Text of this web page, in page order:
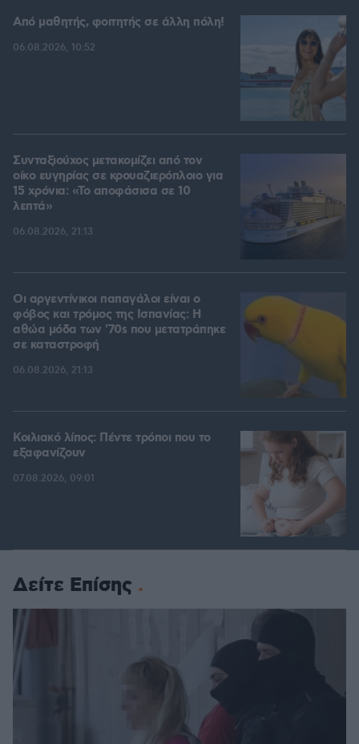
Από μαθητής, φοιτητής σε άλλη πόλη!
06.08.2026, 10:52
Συνταξιούχος μετακομίζει από τον
οίκο ευγηρίας σε κρουαζιερόπλοιο για
15 χρόνια: «Το αποφάσισα σε 10
λεπτά»
06.08.2026, 21:13
Οι αργεντίνικοι παπαγάλοι είναι ο
φόβος και τρόμος της Ισπανίας: Η
αθώα μόδα των '70s που μετατράπηκε
σε καταστροφή
06.08.2026, 21:13
Κοιλιακό λίπος: Πέντε τρόποι που το
εξαφανίζουν
07.08.2026, 09:01
Δείτε Επίσης